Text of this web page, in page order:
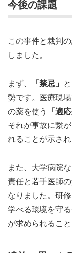
今後の課題
この事件と裁判
しました。
まず、 「禁忌」
勢です。医療現
の薬を使う 「適
それが事故に繋
れることが示され
また、大学病院
責任と若手医師
なりました。研
学べる環境を守
が求められること